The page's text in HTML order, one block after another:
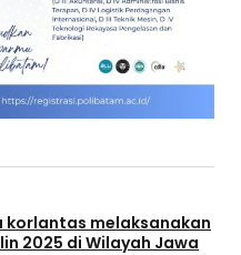
korlantas melaksanakan
2025 di Wilayah Jawa